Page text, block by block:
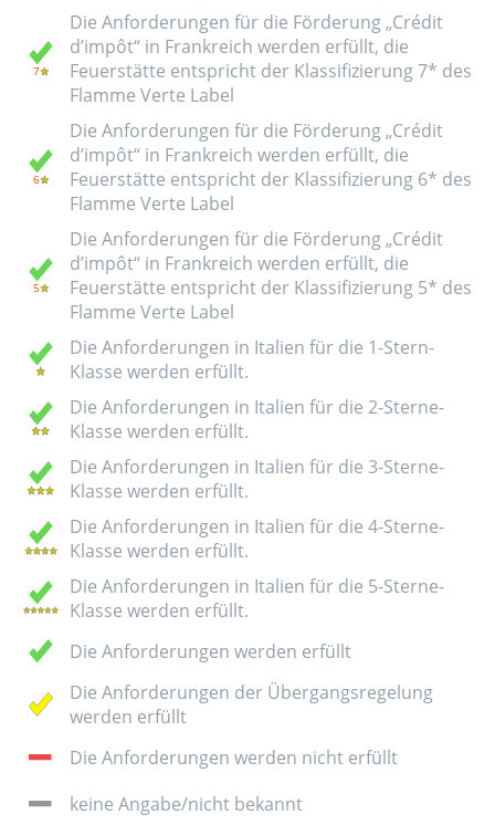
Die Anforderungen für die Förderung „Crédit
d’impôt“ in Frankreich werden erfüllt, die
Feuerstätte entspricht der Klassifizierung 7* des
Flamme Verte Label
Die Anforderungen für die Förderung „Crédit
d’impôt“ in Frankreich werden erfüllt, die
Feuerstätte entspricht der Klassifizierung 6* des
Flamme Verte Label
Die Anforderungen für die Förderung „Crédit
d’impôt“ in Frankreich werden erfüllt, die
Feuerstätte entspricht der Klassifizierung 5* des
Flamme Verte Label
Die Anforderungen in Italien für die 1-Stern-
Klasse werden erfüllt.
Die Anforderungen in Italien für die 2-Sterne-
Klasse werden erfüllt.
Die Anforderungen in Italien für die 3-Sterne-
Klasse werden erfüllt.
Die Anforderungen in Italien für die 4-Sterne-
Klasse werden erfüllt.
Die Anforderungen in Italien für die 5-Sterne-
Klasse werden erfüllt.
Die Anforderungen werden erfüllt
Die Anforderungen der Übergangsregelung
werden erfüllt
Die Anforderungen werden nicht erfüllt
keine Angabe/nicht bekannt